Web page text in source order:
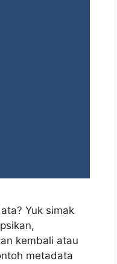
Yuk simak
kembali atau
metadata